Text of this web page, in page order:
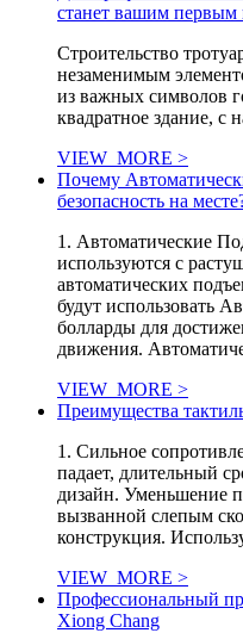
станет вашим
Строительство
незаменимым
из важных символов
квадратное здание,
VIEW_MORE >
Почему
безопасность на
1. Автоматические
используются с
автоматических
будут использовать
болларды для
движения.
VIEW_MORE >
Преимущества
1. Сильное
падает, длительный
дизайн. Уменьшение
вызванной слепым
конструкция.
VIEW_MORE >
Профессиональный
Xiong Chang